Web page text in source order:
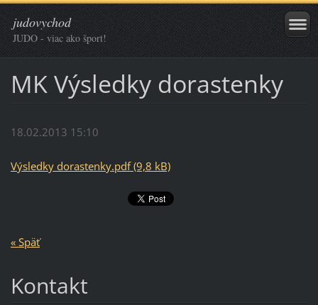
judovychod
JUDO - viac ako šport!
MK Výsledky dorastenky
18.02.2013 15:10
Výsledky dorastenky.pdf (9,8 kB)
« Späť
Kontakt